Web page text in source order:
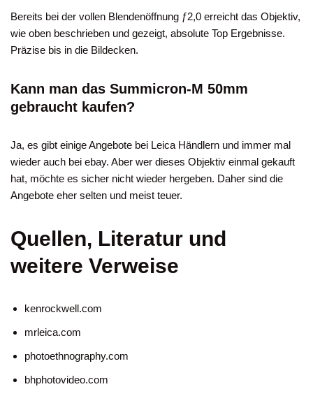
Bereits bei der vollen Blendenöffnung ƒ2,0 erreicht das Objektiv,
wie oben beschrieben und gezeigt, absolute Top Ergebnisse.
Präzise bis in die Bildecken.
Kann man das Summicron-M 50mm
gebraucht kaufen?
Ja, es gibt einige Angebote bei Leica Händlern und immer mal
wieder auch bei ebay. Aber wer dieses Objektiv einmal gekauft
hat, möchte es sicher nicht wieder hergeben. Daher sind die
Angebote eher selten und meist teuer.
Quellen, Literatur und
weitere Verweise
kenrockwell.com
mrleica.com
photoethnography.com
bhphotovideo.com